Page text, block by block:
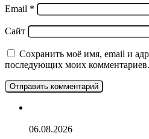
Email *
Сайт
Сохранить моё имя, email и
последующих моих комментариев.
06.08.2026